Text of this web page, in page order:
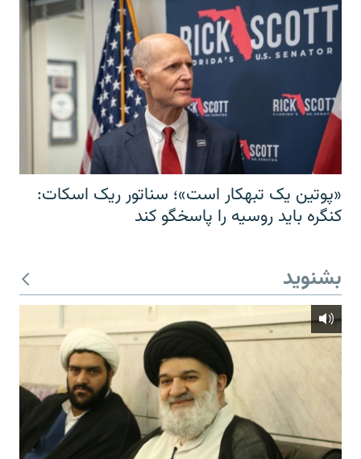
«پوتین یک تبهکار است»؛ سناتور ریک اسکات:
کنگره باید روسیه را پاسخگو کند
بشنوید